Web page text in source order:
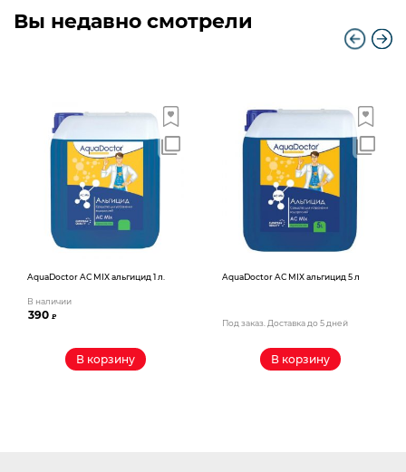
Вы недавно смотрели
AquaDoctor AС MIX альгицид 1 л.
В наличии
390₽
В корзину
AquaDoctor AС MIX альгицид 5 л
Под заказ. Доставка до 5 дней
В корзину